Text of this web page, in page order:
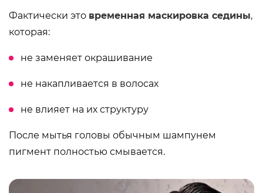
Фактически это временная маскировка седины,
которая:
не заменяет окрашивание
не накапливается в волосах
не влияет на их структуру
После мытья головы обычным шампунем
пигмент полностью смывается.